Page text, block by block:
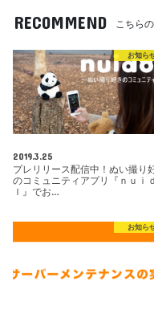
RECOMMEND こちら
お知ら
2019.3.25
プレリリース配信中！ぬい撮り
のコミュニティアプリ『ｎｕｉ
ｌ』でお…
お知ら